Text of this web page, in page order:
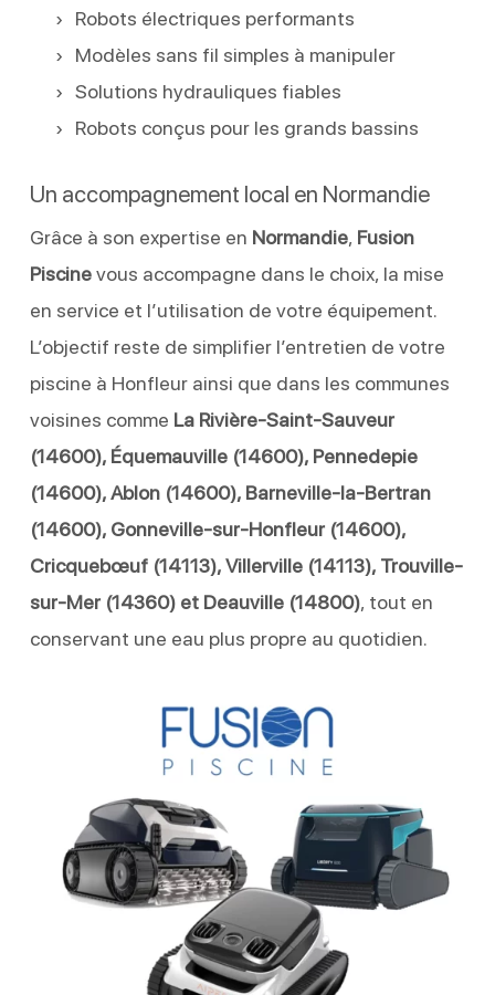
Robots électriques performants
Modèles sans fil simples à manipuler
Solutions hydrauliques fiables
Robots conçus pour les grands bassins
Un accompagnement local en Normandie
Grâce à son expertise en Normandie, Fusion
Piscinevous accompagne dans le choix, la mise
en service et l’utilisation de votre équipement.
L’objectif reste de simplifier l’entretien de votre
piscine à Honfleur ainsi que dans les communes
voisines comme La Rivière-Saint-Sauveur
(14600), Équemauville (14600), Pennedepie
(14600), Ablon (14600), Barneville-la-Bertran
(14600), Gonneville-sur-Honfleur (14600),
Cricquebœuf (14113), Villerville (14113), Trouville-
sur-Mer (14360) et Deauville (14800), tout en
conservant une eau plus propre au quotidien.